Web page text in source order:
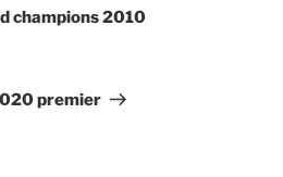
champions 2010
premier